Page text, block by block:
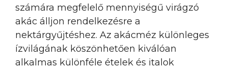
számára megfelelő mennyiségű virágzó
akác álljon rendelkezésre a
nektárgyűjtéshez. Az akácméz különleges
ízvilágának köszönhetően kiválóan
alkalmas különféle ételek és italok